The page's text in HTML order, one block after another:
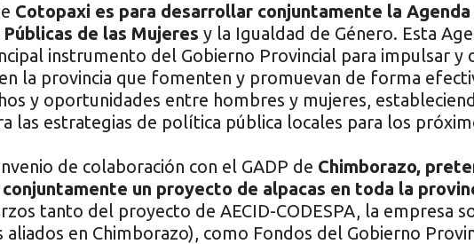
Cotopaxi es para desarrollar conjuntamente la
de las Mujeres y la Igualdad de Género. Esta
instrumento del Gobierno Provincial para impulsar y
la provincia que fomenten y promuevan de forma
y oportunidades entre hombres y mujeres,
las estrategias de política pública locales para los
de colaboración con el GADP de Chimborazo,
un proyecto de alpacas en toda la
tanto del proyecto de AECID-CODESPA, la empresa
aliados en Chimborazo), como Fondos del Gobierno